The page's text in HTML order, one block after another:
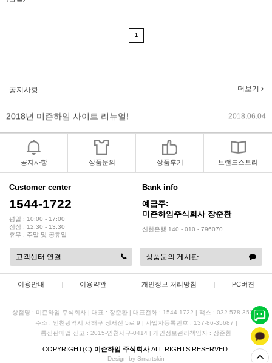
1
공지사항 더보기
2018년 모바일샵 리뉴얼 업데이..
2017년 미즌하임 리뉴얼
2019년 설 명절 배송지연 안내 2019.01.23
공지사항 상품문의 상품후기 브랜드스토리
Customer center
1544-1722
평일 : 10:00 - 17:00
점심 : 12:30 - 13:30
휴무 : 주말 및 공휴일
Bank info
예금주:
미즌하임주식회사 장준환
신한은행 140 - 010 - 796070
고객센터 연결 상품문의 게시판
이용안내 | 이용약관 | 개인정보 처리방침 | PC버젼
상점명 : 미즌하임 주식회사 | 대표 : 장준환 | 대표전화 : 1544-1722 | 팩스 : 032-578-3538 |
주소 : 인천광역시 서해구 정서진 5로 9 | 사업자등록번호 : 137-86-35687 |
통신판매업 신고 : 2015-인천서구-0414 | 개인정보관리책임자 : 장준환
COPYRIGHT(C) 미즌하임 주식회사ALL RIGHTS RESERVED.